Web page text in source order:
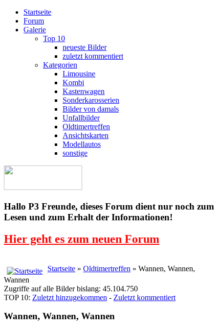
Startseite
Forum
Galerie
Top 10
neueste Bilder
zuletzt kommentiert
Kategorien
Limousine
Kombi
Kastenwagen
Sonderkarosserien
Bilder von damals
Unfallbilder
Oldtimertreffen
Ansichtskarten
Modellautos
sonstige
Hallo P3 Freunde, dieses Forum dient nur noch zum
Lesen und zum Erhalt der Informationen!
Hier geht es zum neuen Forum
Startseite » Oldtimertreffen » Wannen, Wannen,
Wannen
Zugriffe auf alle Bilder bislang: 45.104.750
TOP 10: Zuletzt hinzugekommen - Zuletzt kommentiert
Wannen, Wannen, Wannen